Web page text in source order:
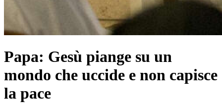
Papa: Gesù piange su un
mondo che uccide e non capisce
la pace